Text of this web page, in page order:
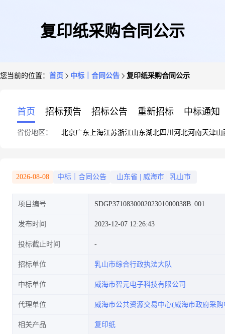
复印纸采购合同公示
您当前的位置： 首页 中标｜合同公告 复印纸采购合同公示
首页 招标预告 招标公告 重新招标 中标通知
省份地区： 北京广东 上海江苏浙江山东湖北四川 河北河南天津山
2026-08-08 中标｜合同公告 山东省 威海市 乳山市
项目编号 SDGP371083000202301000038B_001
发布时间 2023-12-07 12:26:43
投标截止时间
招标单位 乳山市综合行政执法大队
中标单位 威海市智元电子科技有限公司
代理单位 威海市公共资源交易中心(威海市政府采
相关产品 复印纸